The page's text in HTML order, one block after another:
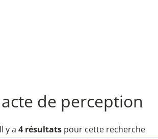
acte de perception
Il y a 4 résultats pour cette recherche